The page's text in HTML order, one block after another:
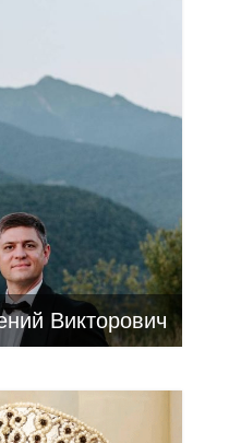
Викторович